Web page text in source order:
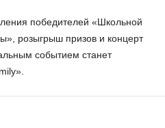
победителей «Школьной
розыгрыш призов и концерт
событием станет